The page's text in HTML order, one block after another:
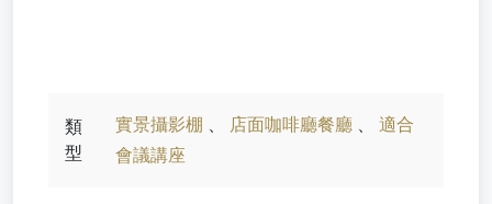
類
型
實景攝影棚 店面咖啡廳餐廳
適合
會議講座